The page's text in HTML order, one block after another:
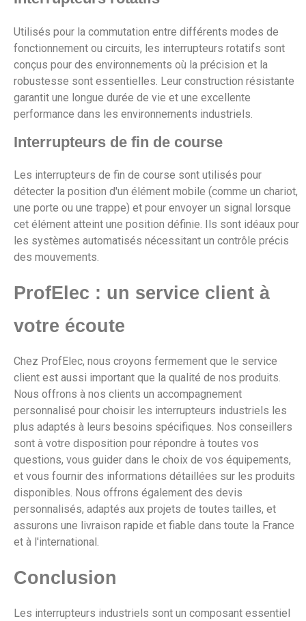
Utilisés pour la commutation entre différents modes de
fonctionnement ou circuits, les interrupteurs rotatifs sont
conçus pour des environnements où la précision et la
robustesse sont essentielles. Leur construction résistante
garantit une longue durée de vie et une excellente
performance dans les environnements industriels.
Interrupteurs de fin de course
Les interrupteurs de fin de course sont utilisés pour
détecter la position d'un élément mobile (comme un chariot,
une porte ou une trappe) et pour envoyer un signal lorsque
cet élément atteint une position définie. Ils sont idéaux pour
les systèmes automatisés nécessitant un contrôle précis
des mouvements.
ProfElec : un service client à
votre écoute
Chez ProfElec, nous croyons fermement que le service
client est aussi important que la qualité de nos produits.
Nous offrons à nos clients un accompagnement
personnalisé pour choisir les interrupteurs industriels les
plus adaptés à leurs besoins spécifiques. Nos conseillers
sont à votre disposition pour répondre à toutes vos
questions, vous guider dans le choix de vos équipements,
et vous fournir des informations détaillées sur les produits
disponibles. Nous offrons également des devis
personnalisés, adaptés aux projets de toutes tailles, et
assurons une livraison rapide et fiable dans toute la France
et à l'international.
Conclusion
Les interrupteurs industriels sont un composant essentiel